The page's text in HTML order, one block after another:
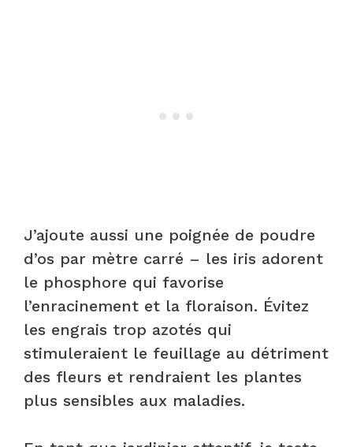
J’ajoute aussi une poignée de poudre
d’os par mètre carré – les iris adorent
le phosphore qui favorise
l’enracinement et la floraison. Évitez
les engrais trop azotés qui
stimuleraient le feuillage au détriment
des fleurs et rendraient les plantes
plus sensibles aux maladies.